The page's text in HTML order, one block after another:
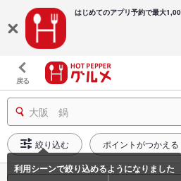
はじめてのアプリ予約で最大
戻る
大阪 鍋
絞り込む ポイントがつかえる